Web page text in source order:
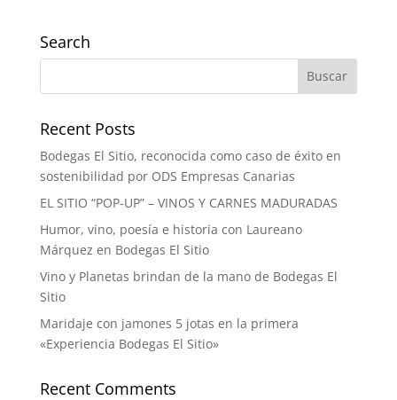
Search
Recent Posts
Bodegas El Sitio, reconocida como caso de éxito en
sostenibilidad por ODS Empresas Canarias
EL SITIO “POP-UP” – VINOS Y CARNES MADURADAS
Humor, vino, poesía e historia con Laureano
Márquez en Bodegas El Sitio
Vino y Planetas brindan de la mano de Bodegas El
Sitio
Maridaje con jamones 5 jotas en la primera
«Experiencia Bodegas El Sitio»
Recent Comments